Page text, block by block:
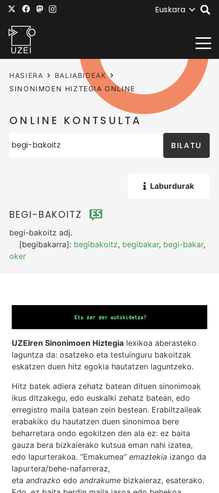
Euskara
HASIERA
BALIABIDEAK
SINONIMOEN HIZTEGIA ONLINE
ONLINE KONTSULTA
BILATU
Laburdurak
BEGI-BAKOITZ
begi-bakoitz adj.
[begibakarra]: begibakoitz, begibakar, begi-bakar,
oker
UZEIren Sinonimoen Hiztegia lexikoa aberasteko
laguntza da: osatzeko eta testuinguru bakoitzak
eskatzen duen hitz egokia hautatzen laguntzeko.
Hitz batek adiera zehatz batean dituen sinonimoak
ikus ditzakegu, edo euskalki zehatz batean, edo
erregistro maila batean zein bestean. Erabiltzaileak
erabakiko du hautatzen duen sinonimoa bere
beharretara ondo egokitzen den ala ez: ez baita
gauza bera bizkaierako kutsua eman nahi izatea,
edo lapurterakoa. “Emakumea” emaztekia izango da
lapurtera/behe-nafarreraz,
eta andrazko edo andrakume bizkaieraz, esaterako.